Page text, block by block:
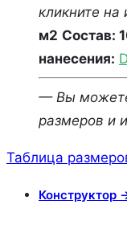
кликните на
м2 Состав:
нанесения:
— Вы можете
размеров и
Таблица
Конструктор